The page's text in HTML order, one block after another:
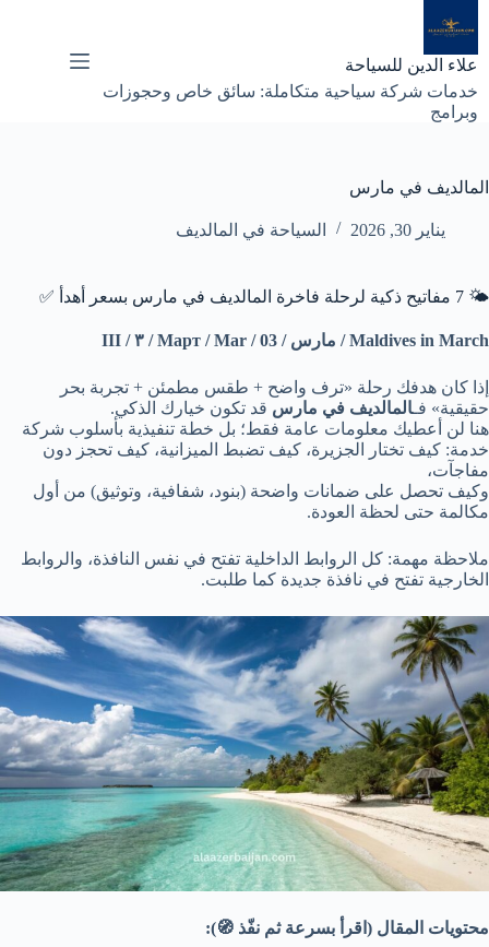
إلى
المحتوى
علاء الدين للسياحة
خدمات شركة سياحية متكاملة: سائق خاص وحجوزات
وبرامج
المالديف في مارس
يناير 30, 2026 السياحة في المالديف
🌤️ 7 مفاتيح ذكية لرحلة فاخرة المالديف في مارس بسعر أهدأ ✅
Maldives in March / مارس / Март / Mar / 03 / ٣ / III
إذا كان هدفك رحلة «ترف واضح + طقس مطمئن + تجربة بحر
حقيقية» فـالمالديف في مارس قد تكون خيارك الذكي.
هنا لن أعطيك معلومات عامة فقط؛ بل خطة تنفيذية بأسلوب شركة
خدمة: كيف تختار الجزيرة، كيف تضبط الميزانية، كيف تحجز دون
مفاجآت،
وكيف تحصل على ضمانات واضحة (بنود، شفافية، وتوثيق) من أول
مكالمة حتى لحظة العودة.
ملاحظة مهمة: كل الروابط الداخلية تفتح في نفس النافذة، والروابط
الخارجية تفتح في نافذة جديدة كما طلبت.
محتويات المقال (اقرأ بسرعة ثم نفّذ 🧭):